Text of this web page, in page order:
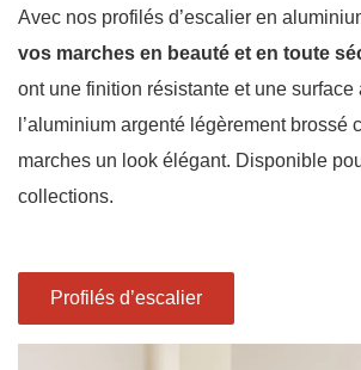
Avec nos profilés d’escalier en
vos marches en beauté et en toute
ont une finition résistante et une surface
l’aluminium argenté légèrement brossé
marches un look élégant. Disponible
collections.
Profilés d’escalier